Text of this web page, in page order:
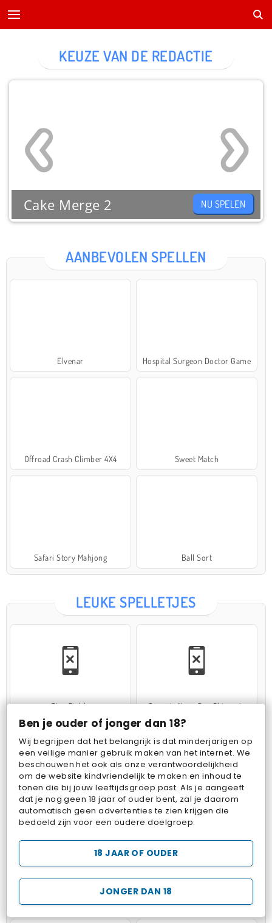
Ben je ouder of jonger dan 18?
Wij begrijpen dat het belangrijk is dat minderjarigen op
een veilige manier gebruik maken van het internet. We
beschouwen het ook als onze verantwoordelijkheid
om de website kindvriendelijk te maken en inhoud te
tonen die bij jouw leeftijdsgroep past. Als je aangeeft
dat je nog geen 18 jaar of ouder bent, zal je daarom
automatisch geen advertenties te zien krijgen die
bedoeld zijn voor een oudere doelgroep.
JONGER DAN 18
18 JAAR OF OUDER
AANBEVOLEN SPELLEN
Elvenar Hospital Surgeon Doctor Game
Offroad Crash Climber 4X4 Sweet Match
Safari Story Mahjong Ball Sort
KEUZE VAN DE REDACTIE
Cake Merge 2 NU SPELEN
LEUKE SPELLETJES
Star Stable Operate Now: Oor Chirurgie
Cake Merge 2 Woolloop! Color Puzzle
Zen Solitaire Marble Sort